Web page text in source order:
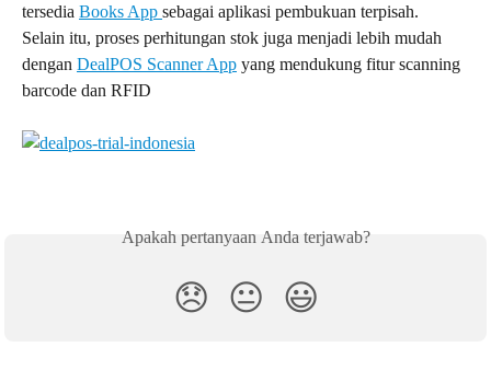
tersedia Books App sebagai aplikasi pembukuan terpisah.
Selain itu, proses perhitungan stok juga menjadi lebih mudah
dengan DealPOS Scanner App yang mendukung fitur scanning
barcode dan RFID
Apakah pertanyaan Anda terjawab?
😞 😐 😃